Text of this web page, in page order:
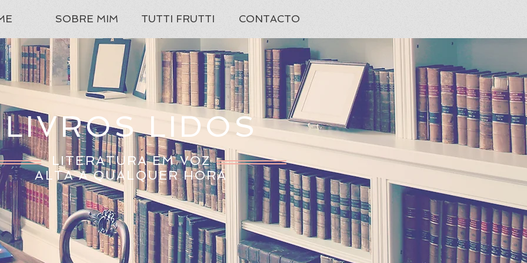
SOBRE MIM TUTTI FRUTTI CONTACTO
LIVROS LIDOS
LITERATURA EM VOZ
ALTA A QUALQUER HORA